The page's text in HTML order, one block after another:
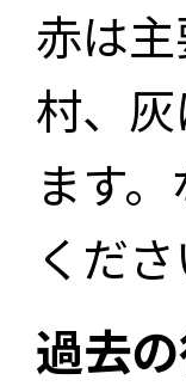
赤は
村、
ます
くださ
過去